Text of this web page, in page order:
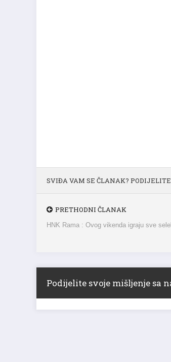
SVIĐA VAM SE ČLANAK?
PRETHODNI ČLANAK
HNK Rama : Ovog vikenda igraju sve
Podijelite svoje mišljenje sa